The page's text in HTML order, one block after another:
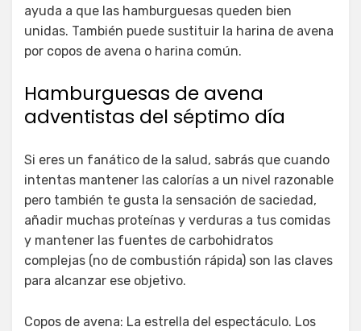
ayuda a que las hamburguesas queden bien
unidas. También puede sustituir la harina de avena
por copos de avena o harina común.
Hamburguesas de avena
adventistas del séptimo día
Si eres un fanático de la salud, sabrás que cuando
intentas mantener las calorías a un nivel razonable
pero también te gusta la sensación de saciedad,
añadir muchas proteínas y verduras a tus comidas
y mantener las fuentes de carbohidratos
complejas (no de combustión rápida) son las claves
para alcanzar ese objetivo.
Copos de avena: La estrella del espectáculo. Los